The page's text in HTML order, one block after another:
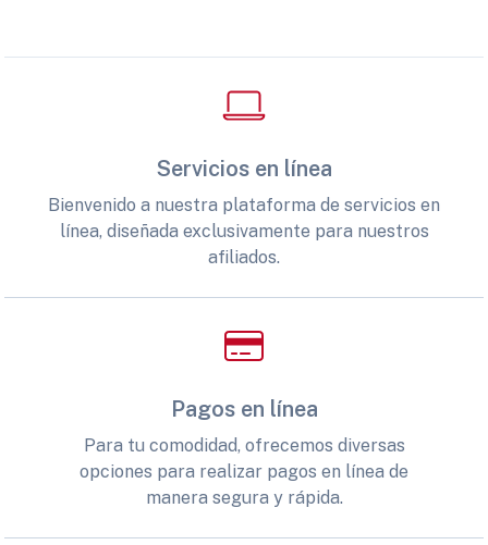
Servicios en línea
Bienvenido a nuestra plataforma de servicios en
línea, diseñada exclusivamente para nuestros
afiliados.
Pagos en línea
Para tu comodidad, ofrecemos diversas
opciones para realizar pagos en línea de
manera segura y rápida.